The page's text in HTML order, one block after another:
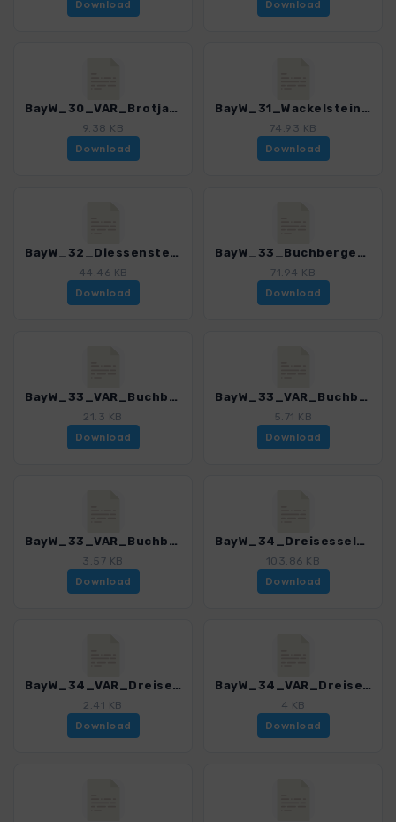
Download
Download
BayW_30_VAR_Brotjacklriegel_Daxstein_4225_8.gpx
9.38 KB
Download
BayW_31_Wackelstein_4225_8.gpx
74.93 KB
Download
BayW_32_DiessensteinerLeite_4225_8.gpx
44.46 KB
Download
BayW_33_BuchbergerLeite_4225_8.gpx
71.94 KB
Download
BayW_33_VAR_Buchberger Leite_4225_8.gpx
21.3 KB
Download
BayW_33_VAR_Buchberger Leite_Freyung_4225_8.gpx
5.71 KB
Download
BayW_33_VAR_Buchberger Leite_Neuenbuchberg_4225_8.gpx
3.57 KB
Download
BayW_34_Dreisessel_4225_8.gpx
103.86 KB
Download
BayW_34_VAR_Dreisesssel_4225_8.gpx
2.41 KB
Download
BayW_34_VAR_Dreisesssel_Einstieg_4225_8.gpx
4 KB
Download